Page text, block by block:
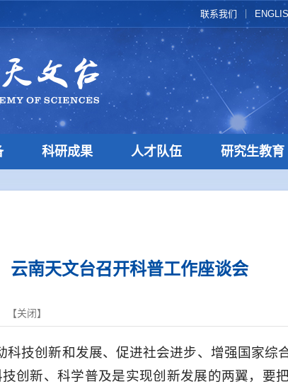
联系我们
科研成果 人才队伍 研究生教育
云南天文台召开科普工作座谈会
【关闭】
技创新和发展、促进社会进步、增强国家综
创新、科学普及是实现创新发展的两翼，要